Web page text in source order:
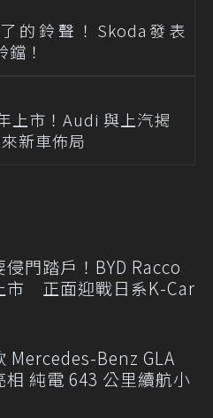
的鈴聲！Skoda發表
！
上市！Audi 與上汽揭
新車佈局
侵門踏戶！BYD Racco
市 正面迎戰日系K-Car
Mercedes-Benz GLA
相 純電 643 公里續航小